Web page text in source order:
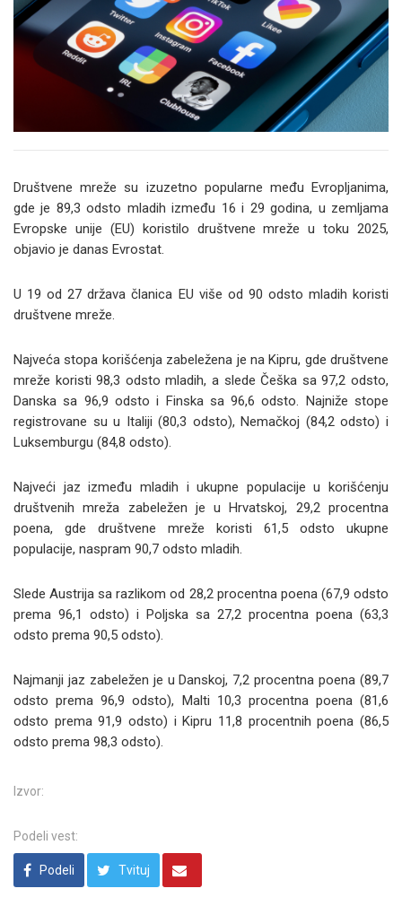
Društvene mreže su izuzetno popularne među Evropljanima,
gde je 89,3 odsto mladih između 16 i 29 godina, u zemljama
Evropske unije (EU) koristilo društvene mreže u toku 2025,
objavio je danas Evrostat.
U 19 od 27 država članica EU više od 90 odsto mladih koristi
društvene mreže.
Najveća stopa korišćenja zabeležena je na Kipru, gde društvene
mreže koristi 98,3 odsto mladih, a slede Češka sa 97,2 odsto,
Danska sa 96,9 odsto i Finska sa 96,6 odsto. Najniže stope
registrovane su u Italiji (80,3 odsto), Nemačkoj (84,2 odsto) i
Luksemburgu (84,8 odsto).
Najveći jaz između mladih i ukupne populacije u korišćenju
društvenih mreža zabeležen je u Hrvatskoj, 29,2 procentna
poena, gde društvene mreže koristi 61,5 odsto ukupne
populacije, naspram 90,7 odsto mladih.
Slede Austrija sa razlikom od 28,2 procentna poena (67,9 odsto
prema 96,1 odsto) i Poljska sa 27,2 procentna poena (63,3
odsto prema 90,5 odsto).
Najmanji jaz zabeležen je u Danskoj, 7,2 procentna poena (89,7
odsto prema 96,9 odsto), Malti 10,3 procentna poena (81,6
odsto prema 91,9 odsto) i Kipru 11,8 procentnih poena (86,5
odsto prema 98,3 odsto).
Izvor:
Podeli vest:
Podeli Tvituj